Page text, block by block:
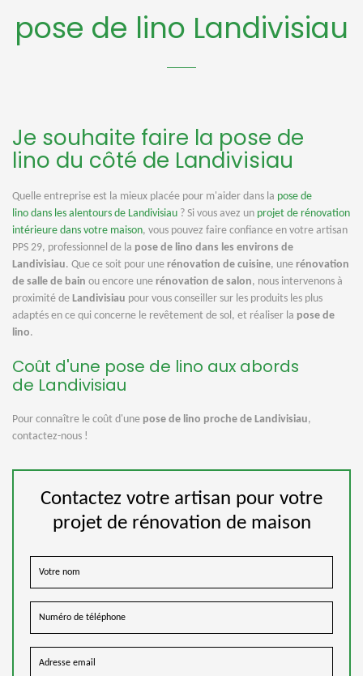
pose de lino Landivisiau
Je souhaite faire la pose de
lino du côté de Landivisiau
Quelle entreprise est la mieux placée pour m'aider dans la pose de
lino dans les alentours de Landivisiau ? Si vous avez un projet de rénovation
intérieure dans votre maison, vous pouvez faire confiance en votre artisan
PPS 29, professionnel de la pose de lino dans les environs de
Landivisiau. Que ce soit pour une rénovation de cuisine, une rénovation
de salle de bain ou encore une rénovation de salon, nous intervenons à
proximité de Landivisiau pour vous conseiller sur les produits les plus
adaptés en ce qui concerne le revêtement de sol, et réaliser la pose de
lino.
Coût d'une pose de lino aux abords
de Landivisiau
Pour connaître le coût d'une pose de lino proche de Landivisiau,
contactez-nous !
Contactez votre artisan pour votre
projet de rénovation de maison